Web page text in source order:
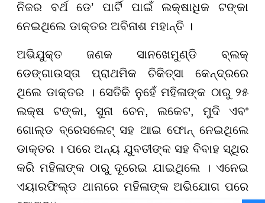
ନିଜର ବର୍ଥ ଡେ’ ପାର୍ଟି ପାଇଁ ଲକ୍ଷାଧିକ ଟଙ୍କା
ନେଇଥିଲେ ଡାକ୍ତର ଅବିନାଶ ମହାନ୍ତି ।
ଅଭିଯୁକ୍ତ ଜଣକ ସାନଖେମୁଣ୍ଡି ବ୍ଲକ୍
ଡେଙ୍ଗାଉସ୍ତା ପ୍ରାଥମିକ ଚିକିତ୍ସା କେନ୍ଦ୍ରରେ
ଥିଲେ ଡାକ୍ତର । ସେତିକି ନୁହେଁ ମହିଳାଙ୍କ ଠାରୁ ୨୫
ଲକ୍ଷ ଟଙ୍କା, ସୁନା ଚେନ, ଲକେଟ, ମୁଦି ଏବଂ
ଗୋଲ୍ଡ ବ୍ରେସଲେଟ୍ ସହ ଆଇ ଫୋନ୍ ନେଇଥିଲେ
ଡାକ୍ତର । ପରେ ଅନ୍ୟ ଯୁବତୀଙ୍କ ସହ ବିବାହ ସ୍ଥିର
କରି ମହିଳାଙ୍କ ଠାରୁ ଦୂରେଇ ଯାଇଥିଲେ । ଏନେଇ
ଏୟାରଫିଲ୍ଡ ଥାନାରେ ମହିଳାଙ୍କ ଅଭିଯୋଗ ପରେ